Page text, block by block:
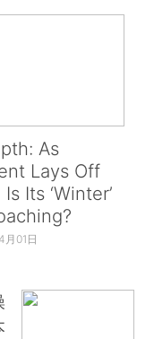
As
Lays Off
Its ‘Winter’
月01日